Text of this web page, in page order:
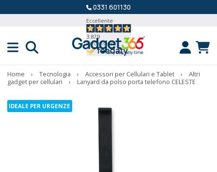
0331 601130
Eccellente
3.879
Recensioni
Home › Tecnologia › Accessori per Cellulari e Tablet ›
Altri
gadget per cellulari
› Lanyard da polso porta telefono CELESTE
IDEALE PER URGENZE